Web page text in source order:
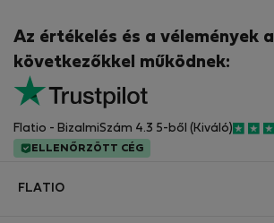
Az értékelés és a vélemények a
következőkkel működnek:
Flatio - BizalmiSzám 4.3 5-ből (Kiváló)
ELLENŐRZÖTT CÉG
FLATIO